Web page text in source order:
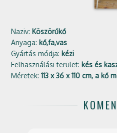
Naziv: Köszörűkő
Anyaga: kő,fa,vas
Gyártás módja: kézi
Felhasználási terület: kés és
Méretek: